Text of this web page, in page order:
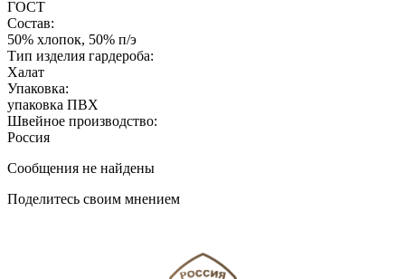
ГОСТ
Состав:
50% хлопок, 50% п/э
Тип изделия гардероба:
Халат
Упаковка:
упаковка ПВХ
Швейное производство:
Россия
Сообщения не найдены
Поделитесь своим мнением